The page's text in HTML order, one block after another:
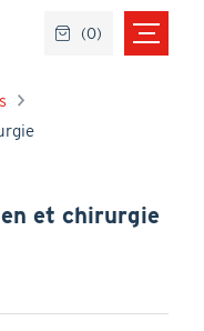
et chirurgie
(0)